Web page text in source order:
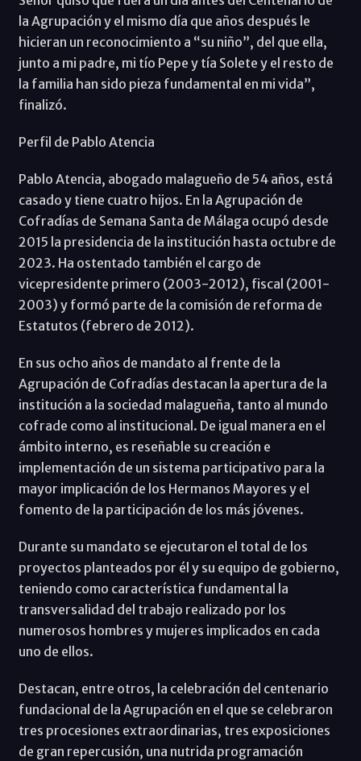
la Agrupación y el mismo día que años después le
hicieran un reconocimiento a “su niño”, del que ella,
junto a mi padre, mi tío Pepe y tía Solete y el resto de
la familia han sido pieza fundamental en mi vida”,
finalizó.
Perfil de Pablo Atencia
Pablo Atencia, abogado malagueño de 54 años, está
casado y tiene cuatro hijos. En la Agrupación de
Cofradías de Semana Santa de Málaga ocupó desde
2015 la presidencia de la institución hasta octubre de
2023. Ha ostentado también el cargo de
vicepresidente primero (2003-2012), fiscal (2001-
2003) y formó parte de la comisión de reforma de
Estatutos (febrero de 2012).
En sus ocho años de mandato al frente de la
Agrupación de Cofradías destacan la apertura de la
institución a la sociedad malagueña, tanto al mundo
cofrade como al institucional. De igual manera en el
ámbito interno, es reseñable su creación e
implementación de un sistema participativo para la
mayor implicación de los Hermanos Mayores y el
fomento de la participación de los más jóvenes.
Durante su mandato se ejecutaron el total de los
proyectos planteados por él y su equipo de gobierno,
teniendo como característica fundamental la
transversalidad del trabajo realizado por los
numerosos hombres y mujeres implicados en cada
uno de ellos.
Destacan, entre otros, la celebración del centenario
fundacional de la Agrupación en el que se celebraron
tres procesiones extraordinarias, tres exposiciones
de gran repercusión, una nutrida programación